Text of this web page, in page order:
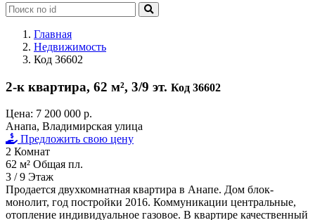
Главная
Недвижимость
Код 36602
2-к квартира, 62 м², 3/9 эт. Код 36602
Цена: 7 200 000 р.
Анапа, Владимирская улица
Предложить свою цену
2 Комнат
62 м² Общая пл.
3 / 9 Этаж
Продается двухкомнатная квартира в Анапе. Дом блок-
монолит, год постройки 2016. Коммуникации центральные,
отопление индивидуальное газовое. В квартире качественный